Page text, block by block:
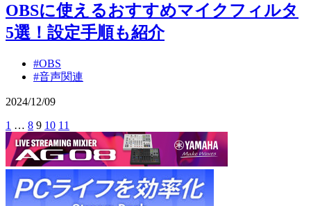
OBSに使えるおすすめマイクフィルタ
5選！設定手順も紹介
#OBS
#音声関連
2024/12/09
投
稿
の
ペ
前
へ
1 … 8 9 10 11
へ
YAMAHA:SP
Elgato:SP